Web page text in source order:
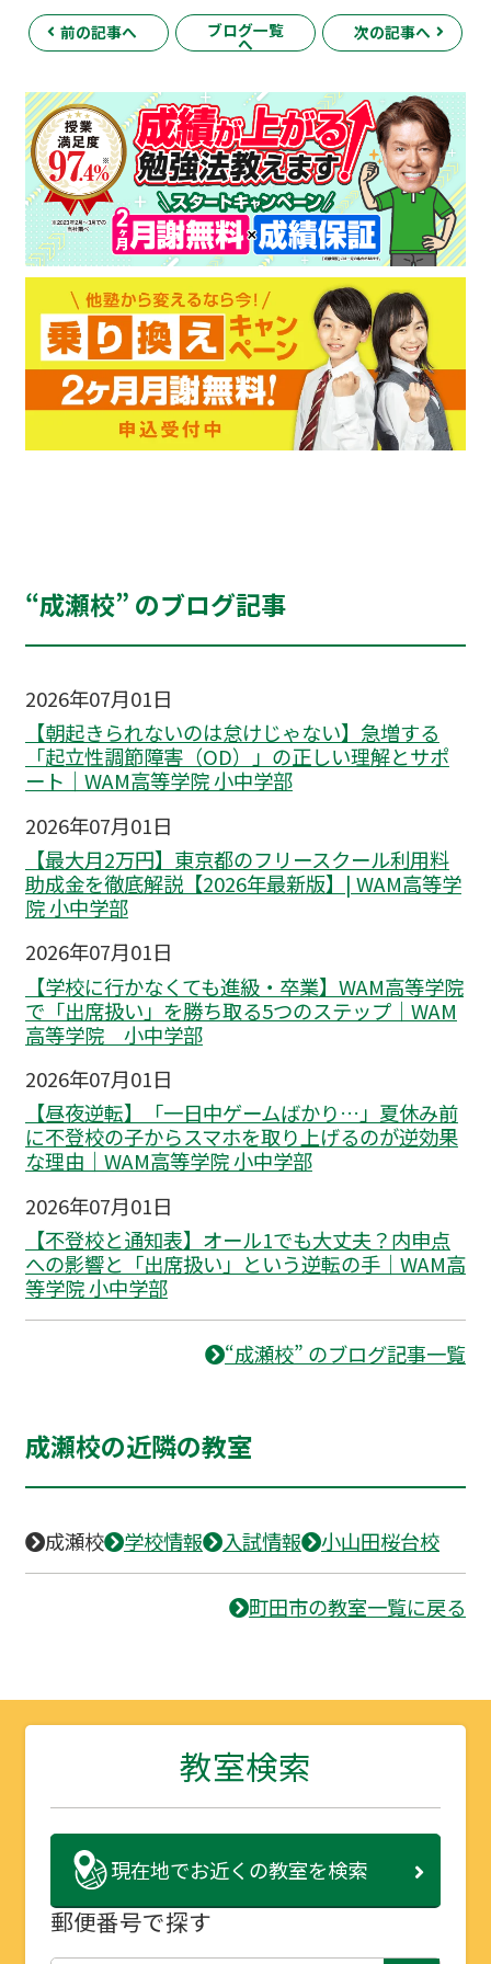
前の記事へ ブログ一覧
へ
次の記事へ
“成瀬校” のブログ記事
2026年07月01日
【朝起きられないのは怠けじゃない】急増する
「起立性調節障害（OD）」の正しい理解とサポ
ート｜WAM高等学院 小中学部
2026年07月01日
【最大月2万円】東京都のフリースクール利用料
助成金を徹底解説【2026年最新版】| WAM高等学
院 小中学部
2026年07月01日
【学校に行かなくても進級・卒業】WAM高等学院
で「出席扱い」を勝ち取る5つのステップ｜WAM
高等学院 小中学部
2026年07月01日
【昼夜逆転】「一日中ゲームばかり…」夏休み前
に不登校の子からスマホを取り上げるのが逆効果
な理由｜WAM高等学院 小中学部
2026年07月01日
【不登校と通知表】オール1でも大丈夫？内申点
への影響と「出席扱い」という逆転の手｜WAM高
等学院 小中学部
“成瀬校” のブログ記事一覧
成瀬校の近隣の教室
成瀬校 学校情報 入試情報 小山田桜台校
町田市の教室一覧に戻る
教室検索
現在地でお近くの教室を検索
郵便番号で探す